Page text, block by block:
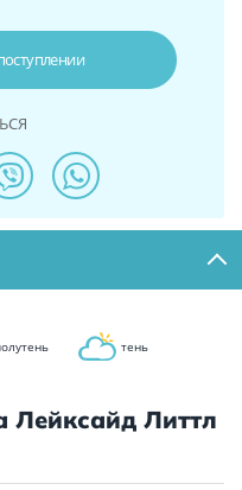
тень
Лейксайд Литтл